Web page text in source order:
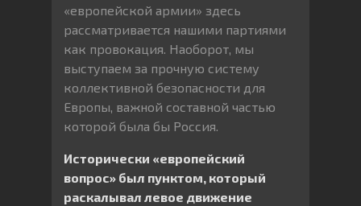
«европейской армии» здесь
рассматривается нашими партиями
как провокация. Наоборот, мы
выступаем за прочную систему
коллективной безопасности для
Европы, важной составной частью
которой была бы Россия.
Исторически «европейский
вопрос» был пунктом, который
раскалывал левое движение